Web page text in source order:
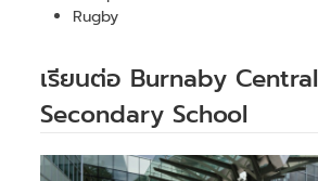
Rugby
เรียนต่อ Burnaby Central
Secondary School